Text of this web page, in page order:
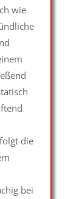
wie
die
bei